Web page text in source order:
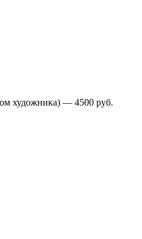
художника) — 4500 руб.